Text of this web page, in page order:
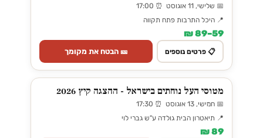
📅 שלישי, 11 אוגוסט ⏰ 17:00
📍 היכל התרבות פתח תקווה
59–89 ₪
📋 פרטים נוספים 🎫 הבטח את מקומך
מטוסי העל נוחתים בישראל - ההצגה קיץ 2026
📅 חמישי, 13 אוגוסט ⏰ 17:30
📍 תיאטרון הבית גולדה ע"ש גברי לוי
89 ₪